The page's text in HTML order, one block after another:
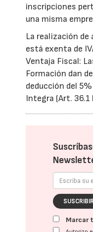
inscripciones
una misma
La realización
está exenta de
Ventaja Fiscal:
Formación dan
deducción del
Integra (Art. 36.1
Marcar